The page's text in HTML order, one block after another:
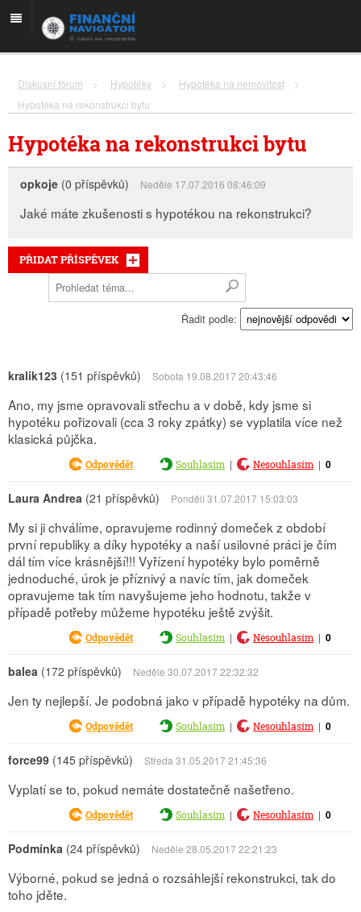
Diskusní fórum > Hypotéky > Hypotéka na nemovitost
>
Hypotéka na rekonstrukci bytu
Hypotéka na rekonstrukci bytu
opkoje (0 příspěvků) Neděle 17.07.2016 08:46:09
Jaké máte zkušenosti s hypotékou na rekonstrukci?
PŘIDAT PŘÍSPĚVEK
Řadit podle:
kralik123 (151 příspěvků) Sobota 19.08.2017 20:43:46
Ano, my jsme opravovali střechu a v době, kdy jsme si
hypotéku pořizovali (cca 3 roky zpátky) se vyplatila více než
klasická půjčka.
Odpovědět Souhlasím | Nesouhlasím | 0
Laura Andrea (21 příspěvků) Pondělí 31.07.2017 15:03:03
My si ji chválíme, opravujeme rodinný domeček z období
první republiky a díky hypotéky a naší usilovné práci je čím
dál tím více krásnější!!! Vyřízení hypotéky bylo poměrně
jednoduché, úrok je příznivý a navíc tím, jak domeček
opravujeme tak tím navyšujeme jeho hodnotu, takže v
případě potřeby můžeme hypotéku ještě zvýšit.
Odpovědět Souhlasím | Nesouhlasím | 0
balea (172 příspěvků) Neděle 30.07.2017 22:32:32
Jen ty nejlepší. Je podobná jako v případě hypotéky na dům.
Odpovědět Souhlasím | Nesouhlasím | 0
force99 (145 příspěvků) Středa 31.05.2017 21:45:36
Vyplatí se to, pokud nemáte dostatečně našetřeno.
Odpovědět Souhlasím | Nesouhlasím | 0
Podmínka (24 příspěvků) Neděle 28.05.2017 22:21:23
Výborné, pokud se jedná o rozsáhlejší rekonstrukci, tak do
toho jděte.